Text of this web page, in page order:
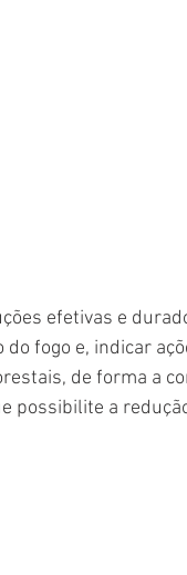
efetivas e
fogo e, indicar
de forma a
possibilite a